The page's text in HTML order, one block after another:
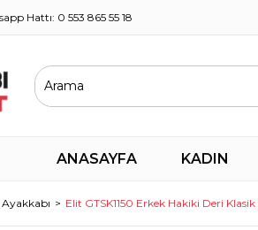
Hattı: 0 553 865 55 18
ANASAYFA KADIN
Elit GTSK1150 Erkek Hakiki Deri